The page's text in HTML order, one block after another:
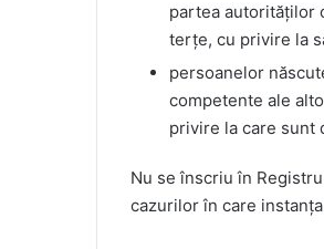
partea autorităților
terțe, cu privire la
persoanelor
competente ale
privire la care sunt
Nu se înscriu în
cazurilor în care